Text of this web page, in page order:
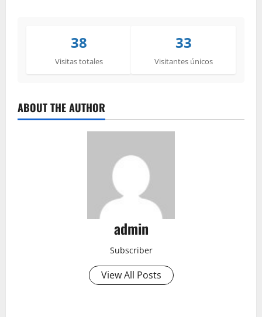
38
Visitas totales
33
Visitantes únicos
ABOUT THE AUTHOR
admin
Subscriber
View All Posts